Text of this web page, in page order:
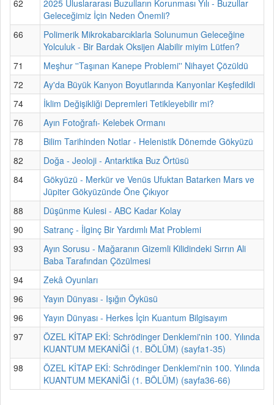
62
2025 Uluslararası Buzulların Korunması Yılı - Buzullar
Geleceğimiz İçin Neden Önemli?
66
Polimerik Mikrokabarcıklarla Solunumun Geleceğine
Yolculuk - Bir Bardak Oksijen Alabilir miyim Lütfen?
71
Meşhur ''Taşınan Kanepe Problemi'' Nihayet Çözüldü
72
Ay'da Büyük Kanyon Boyutlarında Kanyonlar Keşfedildi
74
İklim Değişikliği Depremleri Tetikleyebilir mi?
76
Ayın Fotoğrafı- Kelebek Ormanı
78
Bilim Tarihinden Notlar - Helenistik Dönemde Gökyüzü
82
Doğa - Jeoloji - Antarktika Buz Örtüsü
84
Gökyüzü - Merkür ve Venüs Ufuktan Batarken Mars ve
Jüpiter Gökyüzünde Öne Çıkıyor
88
Düşünme Kulesi - ABC Kadar Kolay
90
Satranç - İlginç Bir Yardımlı Mat Problemi
93
Ayın Sorusu - Mağaranın Gizemli Kilidindeki Sırrın Ali
Baba Tarafından Çözülmesi
94
Zekâ Oyunları
96
Yayın Dünyası - Işığın Öyküsü
96
Yayın Dünyası - Herkes İçin Kuantum Bilgisayım
97
ÖZEL KİTAP EKİ: Schrödinger Denklemi'nin 100. Yılında
KUANTUM MEKANİĞİ (1. BÖLÜM) (sayfa1-35)
98
ÖZEL KİTAP EKİ: Schrödinger Denklemi'nin 100. Yılında
KUANTUM MEKANİĞİ (1. BÖLÜM) (sayfa36-66)